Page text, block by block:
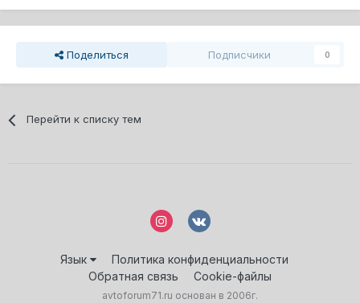
Поделиться Подписчики 0
Перейти к списку тем
Язык
Политика конфиденциальности
Обратная связь
Cookie-файлы
avtoforum71.ru основан в 2006г.